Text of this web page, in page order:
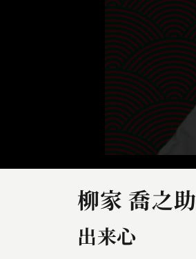
柳家 喬之助
出来心